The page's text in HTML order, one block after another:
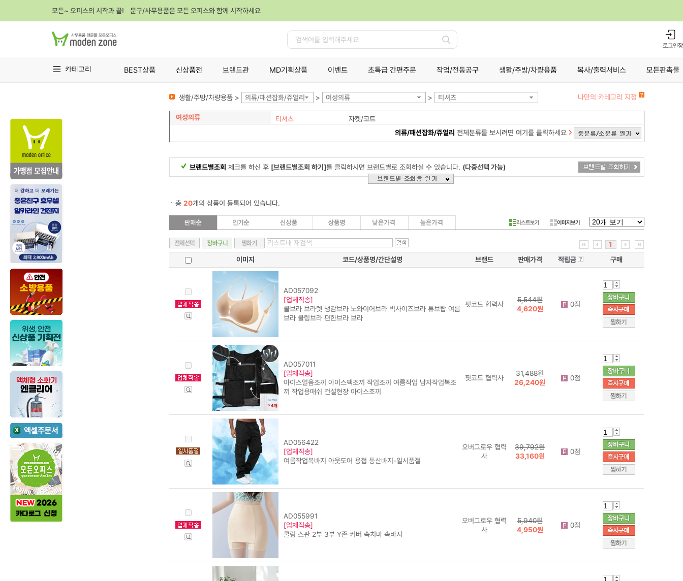
모든~ 오피스의 시작과 끝! 문구/사무용품은 모든 오피스와 함께 시작하세요
검
로그인
카테고리 BEST상품 신상품전 브랜드관 MD기획상품 이벤트 초특급 간편주문 작업/전동공구 생활/주방/차량용품 복사/출력서비스 모든판촉물
생활/주방/차량용품 > 의류/패션잡화/쥬얼리 > 여성의류 > 티셔츠 나만의 카테고리 지정
여성의류 티셔츠
자켓/코트
의류/패션잡화/쥬얼리 전체분류를 보시려면 여기를 클릭하세요
브랜드별조회 체크를 하신 후 [브랜드별조회 하기]를 클릭하시면 브랜드별로 조회하실 수 있습니다. (다중선택 가능)
총 20개의 상품이 등록되어 있습니다.
리스트보기 이미지보기
1
이미지
코드/상품명/간단설명 브랜드 판매가격 적립금 구매
AD057092
[업체직송]
쿨브라 브라렛 냉감브라 노와이어브라 빅사이즈브라 튜브탑 여름
브라 쿨링브라 편한브라 브라
핏코드 협력사
5,544원
4,620원
0점
AD057011
[업체직송]
아이스얼음조끼 아이스팩조끼 작업조끼 여름작업 남자작업복조
끼 작업용매쉬 건설현장 아이스조끼
핏코드 협력사
31,488원
26,240원
0점
AD056422
[업체직송]
여름작업복바지 아웃도어 용접 등산바지-일시품절
오버그로우 협력
사
39,792원
33,160원
0점
AD055991
[업체직송]
쿨링 스판 2부 3부 Y존 커버 속치마 속바지
오버그로우 협력
사
5,940원
4,950원
0점